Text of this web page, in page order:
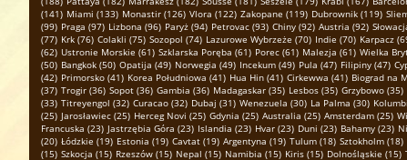
(141) Miami (133) Monastir (126) Vlora (122) Zakopane (119) Dubrownik (119)
(99) Praga (97) Lizbona (96) Paryż (94) Petrovac (93) Chiny (92) Austria (92)
(77) Krk (76) Colakli (75) Sozopol (74) Lazurowe Wybrzeże (70) Indie (70) Karpacz
(62) Ustronie Morskie (61) Szklarska Poręba (61) Porec (61) Malezja (61) Wielka
(50) Bangkok (50) Opatija (49) Norwegia (49) Incekum (49) Pula (47) Filipiny (47)
(42) Primorsko (41) Korea Południowa (41) Hua Hin (41) Cirkewwa (41) Biograd na
(37) Trogir (36) Sopot (36) Gambia (36) Madagaskar (35) Lesbos (35) Grzybowo (35)
(33) Titreyengol (32) Curacao (32) Dubaj (31) Wenezuela (30) La Palma (30)
(25) Jarosławiec (25) Herceg Novi (25) Gdynia (25) Australia (25) Amsterdam (25)
Francuska (23) Jastrzębia Góra (23) Islandia (23) Hvar (23) Duni (23) Bahamy (23)
(20) Łódzkie (19) Estonia (19) Cavtat (19) Argentyna (19) Tulum (18) Sztokholm (18)
(15) Szkocja (15) Rzeszów (15) Nepal (15) Namibia (15) Kiris (15) Dolnośląskie (15)